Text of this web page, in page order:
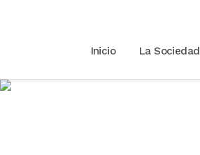
Inicio La Sociedad